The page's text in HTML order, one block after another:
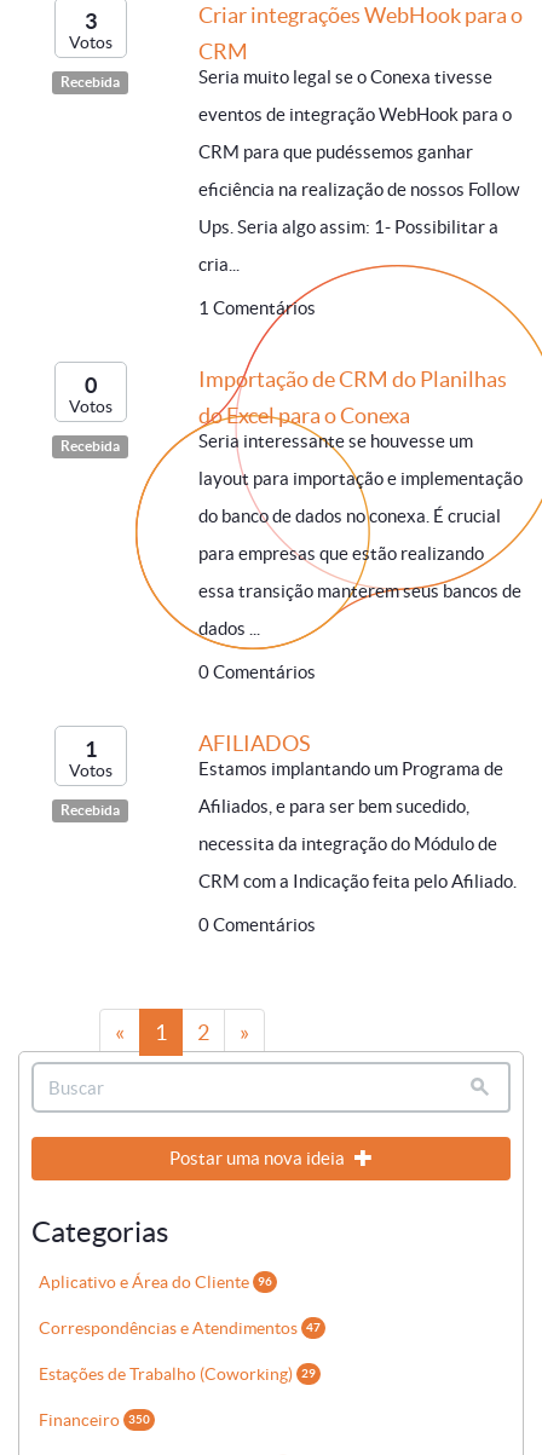
3
Votos
Recebida
Criar integrações WebHook para o
CRM
Seria muito legal se o Conexa tivesse
eventos de integração WebHook para o
CRM para que pudéssemos ganhar
eficiência na realização de nossos Follow
Ups. Seria algo assim: 1- Possibilitar a
cria...
1 Comentários
0
Votos
Recebida
Importação de CRM do Planilhas
do Excel para o Conexa
Seria interessante se houvesse um
layout para importação e implementação
do banco de dados no conexa. É crucial
para empresas que estão realizando
essa transição manterem seus bancos de
dados ...
0 Comentários
1
Votos
Recebida
AFILIADOS
Estamos implantando um Programa de
Afiliados, e para ser bem sucedido,
necessita da integração do Módulo de
CRM com a Indicação feita pelo Afiliado.
0 Comentários
« 1 2 »
Postar uma nova ideia
Categorias
Aplicativo e Área do Cliente 96
Correspondências e Atendimentos 47
Estações de Trabalho (Coworking) 29
Financeiro 350